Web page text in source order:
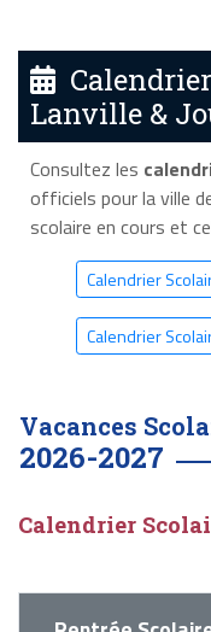
Lanville &
Consultez les
officiels pour la ville
scolaire en cours et
Calendrier
Calendrier
Vacances
2026-2027
Calendrier